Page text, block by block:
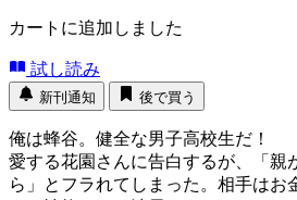
カートに追加しました
試し読み
新刊通知 後で買う
俺は蜂谷。健全な男子高校生だ！
愛する花園さんに告白するが、「親
ら」とフラれてしまった。相手はお